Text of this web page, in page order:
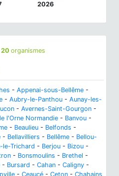
2026
20 organismes
- Appenai-sous-Bellême -
- Aubry-le-Panthou - Aunay-les-
- Avernes-Saint-Gourgon -
l'Orne Normandie - Banvou -
- Beaulieu - Belfonds -
- Bellavilliers - Bellême - Bellou-
le-Trichard - Berjou - Bizou -
- Bonsmoulins - Brethel -
- Bursard - Cahan - Caligny -
- Ceaucé - Ceton - Chahains